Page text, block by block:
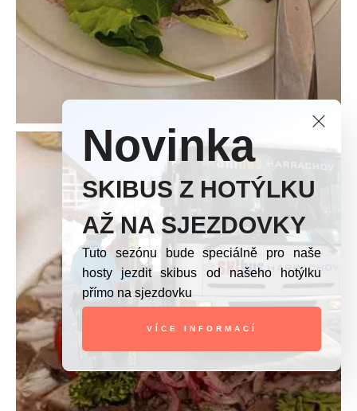
Novinka
SKIBUS Z HOTÝLKU
AŽ NA SJEZDOVKY
Tuto sezónu bude speciálně pro naše
hosty jezdit skibus od našeho hotýlku
přímo na sjezdovku
VÍCE INFORMACÍ